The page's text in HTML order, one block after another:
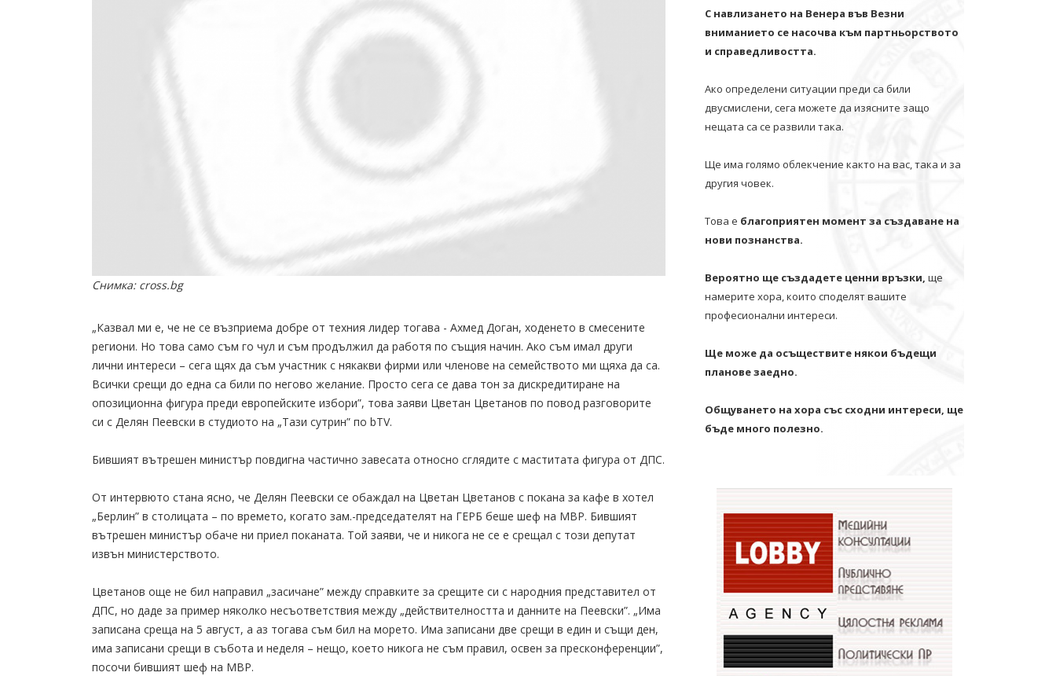
Снимка: cross.bg
„Казвал ми е, че не се възприема добре от техния лидер тогава - Ахмед Доган, ходенето в смесените
региони. Но това само съм го чул и съм продължил да работя по същия начин. Ако съм имал други
лични интереси – сега щях да съм участник с някакви фирми или членове на семейството ми щяха да са.
Всички срещи до една са били по негово желание. Просто сега се дава тон за дискредитиране на
опозиционна фигура преди европейските избори”, това заяви Цветан Цветанов по повод разговорите
си с Делян Пеевски в студиото на „Тази сутрин” по bTV.
Бившият вътрешен министър повдигна частично завесата относно сглядите с маститата фигура от ДПС.
От интервюто стана ясно, че Делян Пеевски се обаждал на Цветан Цветанов с покана за кафе в хотел
„Берлин” в столицата – по времето, когато зам.-председателят на ГЕРБ беше шеф на МВР. Бившият
вътрешен министър обаче ни приел поканата. Той заяви, че и никога не се е срещал с този депутат
извън министерството.
Цветанов още не бил направил „засичане” между справките за срещите си с народния представител от
ДПС, но даде за пример няколко несъответствия между „действителността и данните на Пеевски”. „Има
записана среща на 5 август, а аз тогава съм бил на морето. Има записани две срещи в един и същи ден,
има записани срещи в събота и неделя – нещо, което никога не съм правил, освен за пресконференции”,
посочи бившият шеф на МВР.
С навлизането на Венера във Везни
вниманието се насочва към партньорството
и справедливостта.
Ако определени ситуации преди са били
двусмислени, сега можете да изясните защо
нещата са се развили така.
Ще има голямо облекчение както на вас, така и за
другия човек.
Това е благоприятен момент за създаване на
нови познанства.
Вероятно ще създадете ценни връзки, ще
намерите хора, които споделят вашите
професионални интереси.
Ще може да осъществите някои бъдещи
планове заедно.
Общуването на хора със сходни интереси, ще
бъде много полезно.